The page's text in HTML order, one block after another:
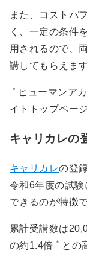
また、コストパ
く、一定の条件
用されるので、
講してもらえます
＊
ヒューマンア
イトトップペー
キャリカレの
キャリカレの登
令和6年度の試
できるのが特徴で
累計受講数は
の約1.4倍 ＊ との